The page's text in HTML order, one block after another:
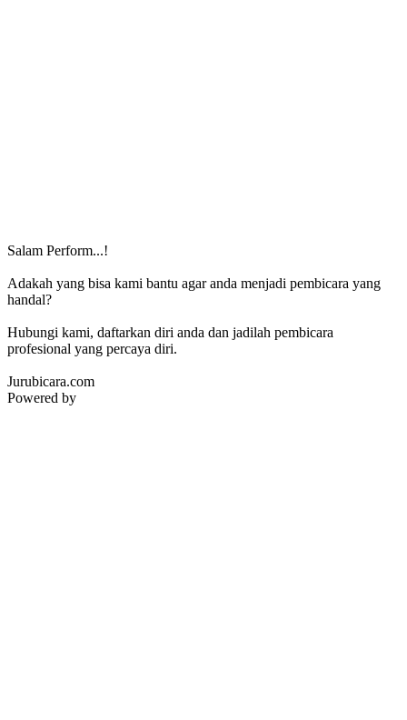
Salam Perform...!
Adakah yang bisa kami bantu agar anda menjadi pembicara yang
handal?
Hubungi kami, daftarkan diri anda dan jadilah pembicara
profesional yang percaya diri.
Jurubicara.com
Powered by